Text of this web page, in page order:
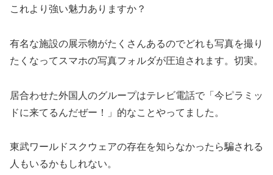
これより強い魅力ありますか？
有名な施設の展示物がたくさんあるのでどれも写真を撮り
たくなってスマホの写真フォルダが圧迫されます。切実。
居合わせた外国人のグループはテレビ電話で「今ピラミッ
ドに来てるんだぜー！」的なことやってました。
東武ワールドスクウェアの存在を知らなかったら騙される
人もいるかもしれない。